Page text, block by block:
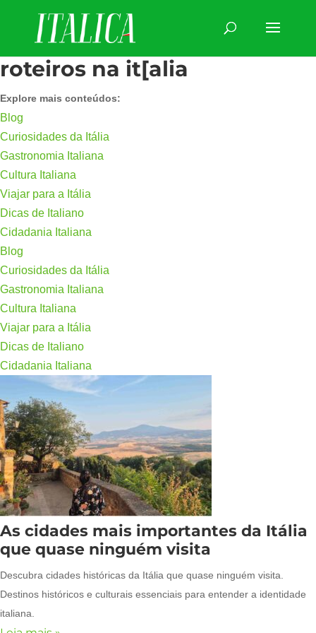
roteiros na it[alia
Explore mais conteúdos:
Blog
Curiosidades da Itália
Gastronomia Italiana
Cultura Italiana
Viajar para a Itália
Dicas de Italiano
Cidadania Italiana
Blog
Curiosidades da Itália
Gastronomia Italiana
Cultura Italiana
Viajar para a Itália
Dicas de Italiano
Cidadania Italiana
As cidades mais importantes da Itália
que quase ninguém visita
Descubra cidades históricas da Itália que quase ninguém visita.
Destinos históricos e culturais essenciais para entender a identidade
italiana.